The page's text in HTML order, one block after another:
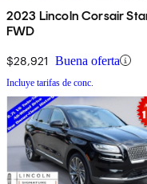
2023 Lincoln Corsair
FWD
$28,921 Buena oferta
Incluye tarifas de conc.